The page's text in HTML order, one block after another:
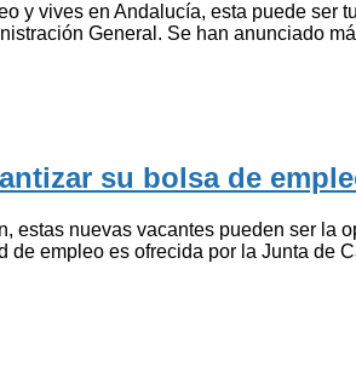
y vives en Andalucía, esta puede
General. Se han anunciado
su bolsa de
estas nuevas vacantes pueden ser la
de empleo es ofrecida por la Junta